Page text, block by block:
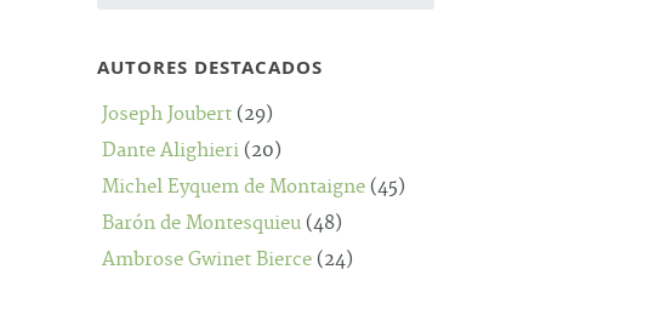
AUTORES DESTACADOS
Joseph Joubert (29)
Dante Alighieri (20)
Michel Eyquem de Montaigne (45)
Barón de Montesquieu (48)
Ambrose Gwinet Bierce (24)